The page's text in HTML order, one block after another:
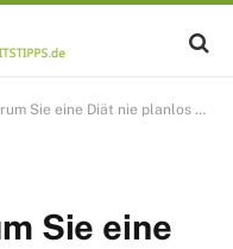
eine Diät nie planlos starten sollten
Sie eine